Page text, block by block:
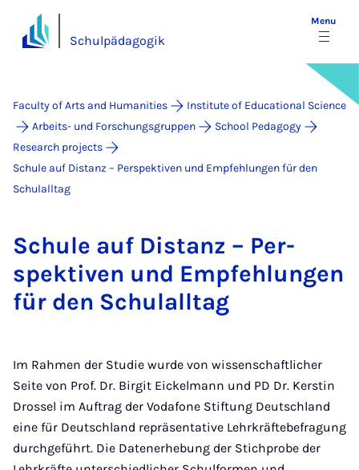
Schulpädagogik
Menu
Faculty of Arts and Humanities
Institute of Educational Science
Arbeits- und Forschungsgruppen
School Pedagogy
Research projects
Schule auf Distanz – Perspektiven und Empfehlungen für den
Schulalltag
Schule auf Dis­tanz – Per­
spekt­iven und Em­pfehlun­gen
für den Schu­lall­tag
Im Rahmen der Studie wurde von wissenschaftlicher
Seite von Prof. Dr. Birgit Eickelmann und PD Dr. Kerstin
Drossel im Auftrag der Vodafone Stiftung Deutschland
eine für Deutschland repräsentative Lehrkräftebefragung
durchgeführt. Die Datenerhebung der Stichprobe der